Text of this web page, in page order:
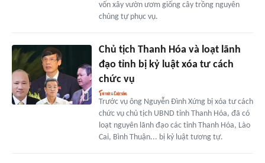
vốn xây vườn ươm giống cây trồng nguyên
chủng tự phục vụ.
Chủ tịch Thanh Hóa và loạt lãnh
đạo tỉnh bị kỷ luật xóa tư cách
chức vụ
Trước vụ ông Nguyễn Đình Xứng bị xóa tư cách
chức vụ chủ tịch UBND tỉnh Thanh Hóa, đã có
loạt nguyên lãnh đạo các tỉnh Thanh Hóa, Lào
Cai, Bình Thuận... bị kỷ luật tương tự.